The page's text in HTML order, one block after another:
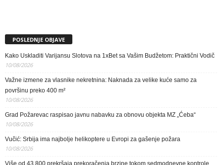
POSLEDNJE OBJAVE
Kako Uskladiti Varijansu Slotova na 1xBet sa Vašim Budžetom: Praktični Vodič
10/08/2026
Važne izmene za vlasnike nekretnina: Naknada za velike kuće samo za
površinu preko 400 m²
10/08/2026
Grad Požarevac raspisao javnu nabavku za obnovu objekta MZ „Ćeba“
10/08/2026
Vučić: Srbija ima najbolje helikoptere u Evropi za gašenje požara
10/08/2026
Više od 43.800 prekršaja prekoračenja brzine tokom sedmodnevne kontrole